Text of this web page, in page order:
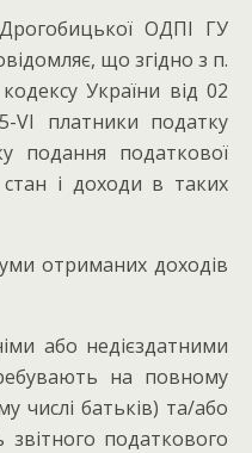
ОДПІ ГУ
що згідно з п.
України від 02
платники податку
подання податкової
і доходи в таких
отриманих доходів
або недієздатними
на повному
числі батьків) та/або
податкового